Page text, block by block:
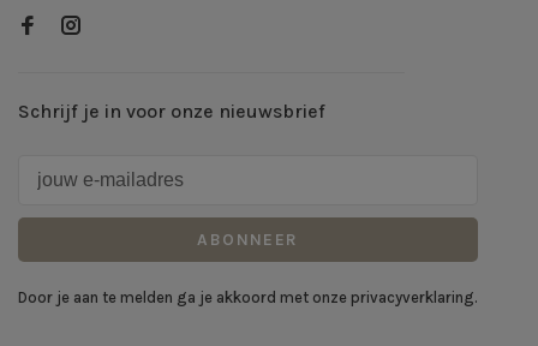
Schrijf je in voor onze nieuwsbrief
ABONNEER
Door je aan te melden ga je akkoord met onze privacyverklaring.